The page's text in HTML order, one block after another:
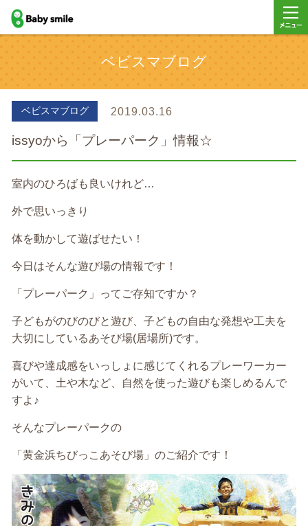
baby smile
ベビスマブログ
ベビスマブログ 2019.03.16
issyoから「プレーパーク」情報☆
室内のひろばも良いけれど…
外で思いっきり
体を動かして遊ばせたい！
今日はそんな遊び場の情報です！
「プレーパーク」ってご存知ですか？
子どもがのびのびと遊び、子どもの自由な発想や工夫を
大切にしているあそび場(居場所)です。
喜びや達成感をいっしょに感じてくれるプレーワーカー
がいて、土や木など、自然を使った遊びも楽しめるんで
すよ♪
そんなプレーパークの
「黄金浜ちびっこあそび場」のご紹介です！